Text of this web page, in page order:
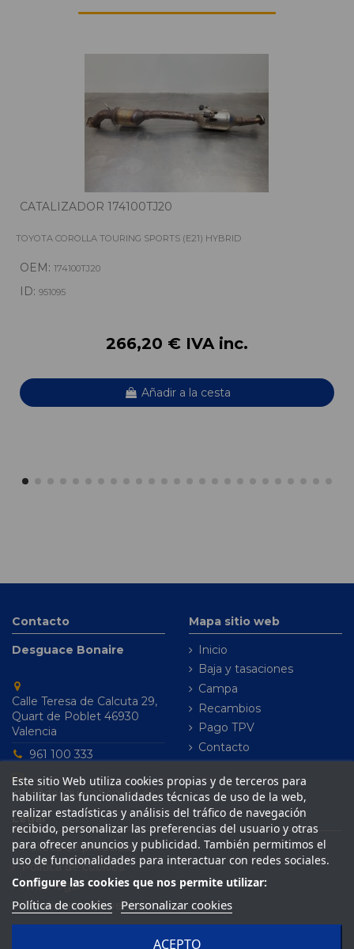
CATALIZADOR 174100TJ20
TOYOTA COROLLA TOURING SPORTS (E21) HYBRID
OEM: 174100TJ20
ID: 951095
266,20 € IVA inc.
Añadir a la cesta
Contacto
Desguace Bonaire
Calle Teresa de Calcuta 29,
Quart de Poblet 46930
Valencia
961 100 333
info@desguacebonaire.es
Mapa sitio web
Inicio
Baja y tasaciones
Campa
Recambios
Pago TPV
Contacto
Legal
Política de privacidad
Política de cookies
Aviso legal
Condiciones de venta
Este sitio Web utiliza cookies propias y de terceros para
habilitar las funcionalidades técnicas de uso de la web,
realizar estadísticas y análisis del tráfico de navegación
recibido, personalizar las preferencias del usuario y otras
para ofrecer anuncios y publicidad. También permitimos el
uso de funcionalidades para interactuar con redes sociales.
Configure las cookies que nos permite utilizar:
Política de cookies Personalizar cookies
ACEPTO